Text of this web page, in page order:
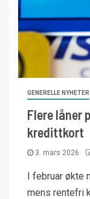
GENERELLE NYHETER
Flere låner
kredittkort
3. mars 2026
I februar økte
mens rentefri